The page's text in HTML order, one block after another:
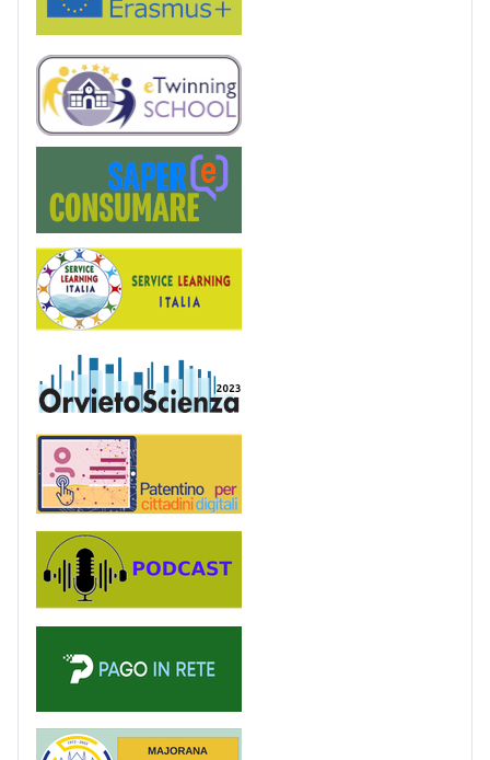
eTwinning
Service Learning
Podcast
PagoinRete